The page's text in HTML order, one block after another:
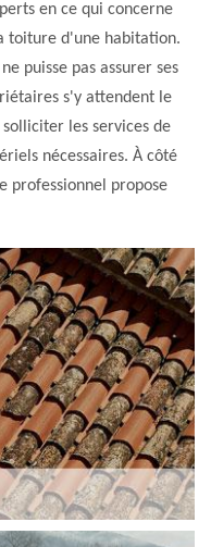
en ce qui concerne
toiture d'une habitation.
puisse pas assurer ses
s'y attendent le
les services de
nécessaires. À côté
professionnel propose